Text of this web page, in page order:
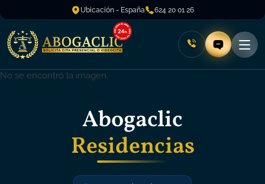
Ubicación - España 624 20 01 26
No se encontró la imagen.
Abogaclic
Residencias